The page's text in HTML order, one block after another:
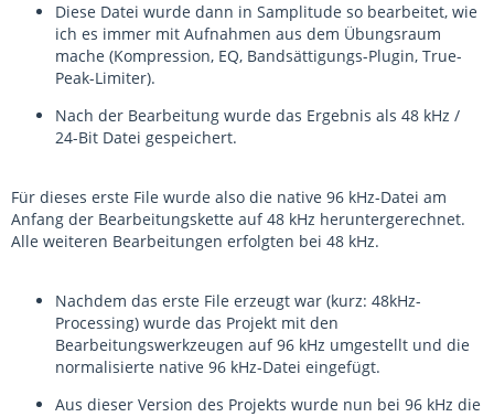
Diese Datei wurde dann in Samplitude so bearbeitet, wie
ich es immer mit Aufnahmen aus dem Übungsraum
mache (Kompression, EQ, Bandsättigungs-Plugin, True-
Peak-Limiter).
Nach der Bearbeitung wurde das Ergebnis als 48 kHz /
24-Bit Datei gespeichert.
Für dieses erste File wurde also die native 96 kHz-Datei am
Anfang der Bearbeitungskette auf 48 kHz heruntergerechnet.
Alle weiteren Bearbeitungen erfolgten bei 48 kHz.
Nachdem das erste File erzeugt war (kurz: 48kHz-
Processing) wurde das Projekt mit den
Bearbeitungswerkzeugen auf 96 kHz umgestellt und die
normalisierte native 96 kHz-Datei eingefügt.
Aus dieser Version des Projekts wurde nun bei 96 kHz die